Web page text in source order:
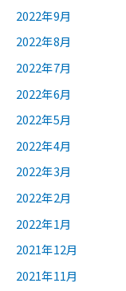
2022年9月
2022年8月
2022年7月
2022年6月
2022年5月
2022年4月
2022年3月
2022年2月
2022年1月
2021年12月
2021年11月